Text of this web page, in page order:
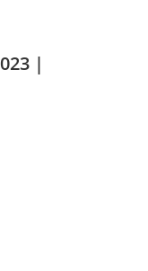
|